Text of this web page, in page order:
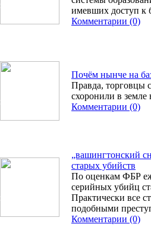
имевших доступ к
Комментарии (0)
Почём нынче на
Правда, торговцы
схоронили в
Комментарии (0)
„вашингтонский
старых убийств
По оценкам ФБР
серийных убийц
Практически все
подобными
Комментарии (0)